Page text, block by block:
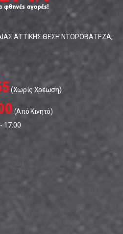
ΑΤΤΙΚΗΣ ΘΕΣΗ ΝΤΟΡΟΒΑΤΕΖΑ,
(Χωρίς Χρέωση)
(Από Κινητό)
17:00